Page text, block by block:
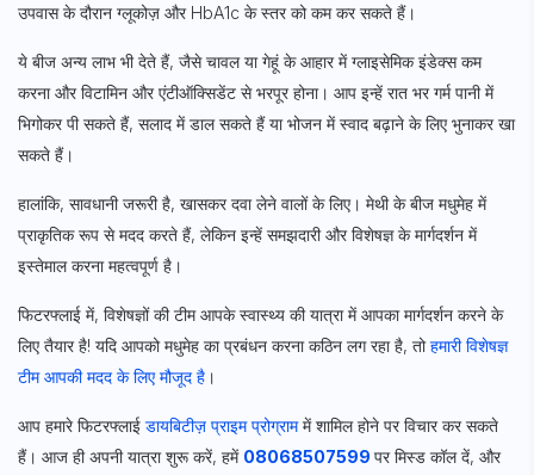
उपवास के दौरान ग्लूकोज़ और HbA1c के स्तर को कम कर सकते हैं।
ये बीज अन्य लाभ भी देते हैं, जैसे चावल या गेहूं के आहार में ग्लाइसेमिक इंडेक्स कम
करना और विटामिन और एंटीऑक्सिडेंट से भरपूर होना। आप इन्हें रात भर गर्म पानी में
भिगोकर पी सकते हैं, सलाद में डाल सकते हैं या भोजन में स्वाद बढ़ाने के लिए भुनाकर खा
सकते हैं।
हालांकि, सावधानी जरूरी है, खासकर दवा लेने वालों के लिए। मेथी के बीज मधुमेह में
प्राकृतिक रूप से मदद करते हैं, लेकिन इन्हें समझदारी और विशेषज्ञ के मार्गदर्शन में
इस्तेमाल करना महत्वपूर्ण है।
फिटरफ्लाई में, विशेषज्ञों की टीम आपके स्वास्थ्य की यात्रा में आपका मार्गदर्शन करने के
लिए तैयार है! यदि आपको मधुमेह का प्रबंधन करना कठिन लग रहा है, तोहमारी विशेषज्ञ
टीम आपकी मदद के लिए मौजूद है ।
आप हमारे फिटरफ्लाई डायबिटीज़ प्राइम प्रोग्राममें शामिल होने पर विचार कर सकते
हैं। आज ही अपनी यात्रा शुरू करें, हमें 08068507599 पर मिस्ड कॉल दें, और